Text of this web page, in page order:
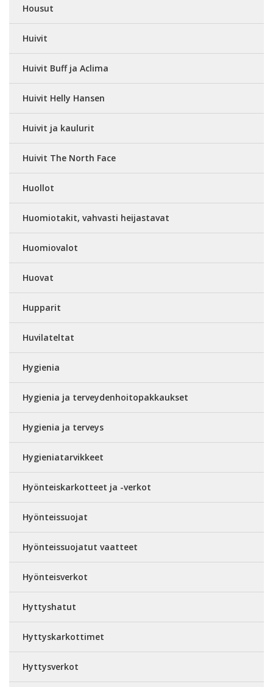
Housut
Huivit
Huivit Buff ja Aclima
Huivit Helly Hansen
Huivit ja kaulurit
Huivit The North Face
Huollot
Huomiotakit, vahvasti heijastavat
Huomiovalot
Huovat
Hupparit
Huvilateltat
Hygienia
Hygienia ja terveydenhoitopakkaukset
Hygienia ja terveys
Hygieniatarvikkeet
Hyönteiskarkotteet ja -verkot
Hyönteissuojat
Hyönteissuojatut vaatteet
Hyönteisverkot
Hyttyshatut
Hyttyskarkottimet
Hyttysverkot